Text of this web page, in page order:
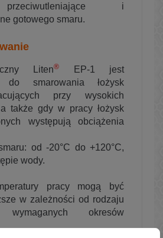
i
gotowego smaru.
Liten®
EP-1 jest
do smarowania łożysk
przy wysokich
także gdy w pracy łożysk
występują obciążenia
od -20°C do +120°C,
wody.
pracy mogą być
w zależności od rodzaju
okresów